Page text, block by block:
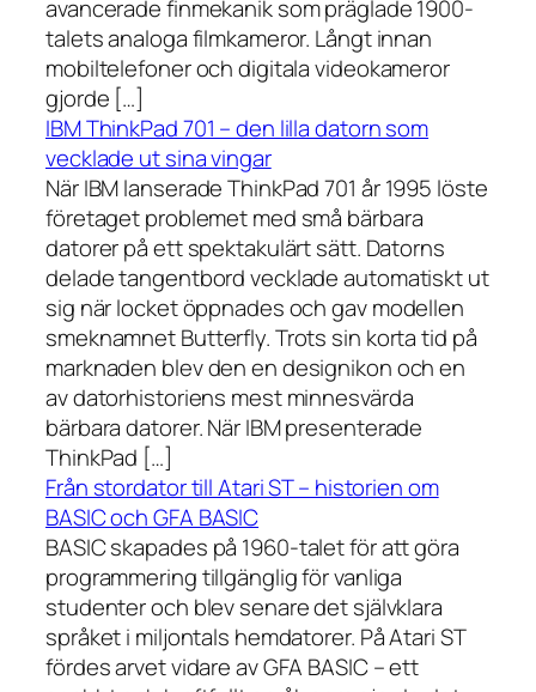
avancerade finmekanik som präglade 1900-
talets analoga filmkameror. Långt innan
mobiltelefoner och digitala videokameror
gjorde […]
IBM ThinkPad 701 – den lilla datorn som
vecklade ut sina vingar
När IBM lanserade ThinkPad 701 år 1995 löste
företaget problemet med små bärbara
datorer på ett spektakulärt sätt. Datorns
delade tangentbord vecklade automatiskt ut
sig när locket öppnades och gav modellen
smeknamnet Butterfly. Trots sin korta tid på
marknaden blev den en designikon och en
av datorhistoriens mest minnesvärda
bärbara datorer. När IBM presenterade
ThinkPad […]
Från stordator till Atari ST – historien om
BASIC och GFA BASIC
BASIC skapades på 1960-talet för att göra
programmering tillgänglig för vanliga
studenter och blev senare det självklara
språket i miljontals hemdatorer. På Atari ST
fördes arvet vidare av GFA BASIC – ett